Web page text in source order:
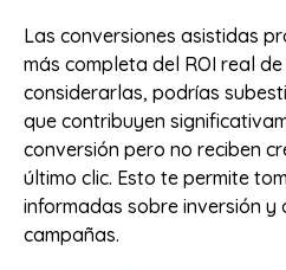
Las conversiones asistidas
más completa del ROI real
considerarlas, podrías
que contribuyen
conversión pero no reciben
último clic. Esto te permite
informadas sobre inversión y
campañas.